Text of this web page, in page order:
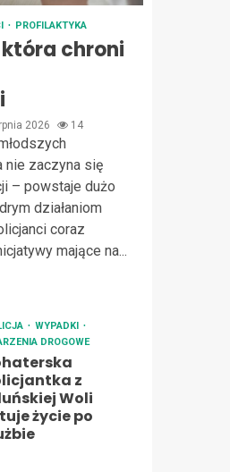
PROFILAKTYKA
chroni
2026 14
nie zaczyna się
– powstaje dużo
działaniom
coraz
mające na...
WYPADKI
DROGOWE
z
Woli
życie po